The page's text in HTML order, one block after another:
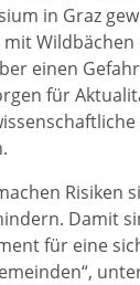
in Graz
Wildbächen
einen
für
Risiken
Damit
für eine